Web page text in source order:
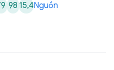
98 15,4Nguồn